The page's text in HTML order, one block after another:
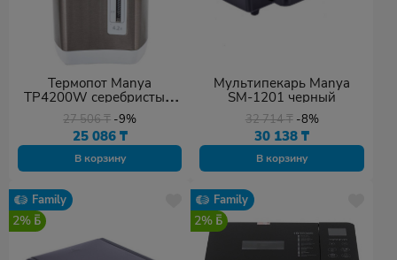
Термопот Manya
TP4200W серебристый,
белый
27 506₸ -9%
25 086 ₸
В корзину
Мультипекарь Manya
SM-1201 черный
32 714₸ -8%
30 138₸
В корзину
Family
2%
Family
2%